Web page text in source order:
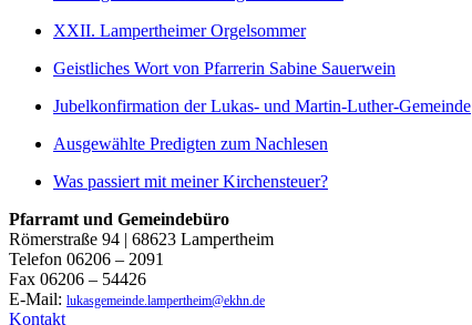
XXII. Lampertheimer Orgelsommer
Geistliches Wort von Pfarrerin Sabine Sauerwein
Jubelkonfirmation der Lukas- und Martin-Luther-Gemeinde
Ausgewählte Predigten zum Nachlesen
Was passiert mit meiner Kirchensteuer?
Pfarramt und Gemeindebüro
Römerstraße 94 | 68623 Lampertheim
Telefon 06206 – 2091
Fax 06206 – 54426
E-Mail: lukasgemeinde.lampertheim@ekhn.de
Kontakt